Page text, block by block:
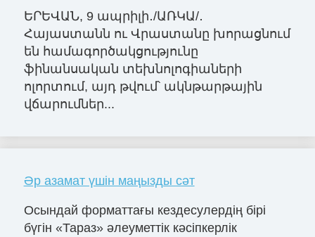
ԵՐԵՎԱՆ, 9 ապրիլի․/ԱՌԿԱ/․
Հայաստանն ու Վրաստանը խորացնում
են համագործակցությունը
ֆինանսական տեխնոլոգիաների
ոլորտում, այդ թվում՝ ակնթարթային
վճարումներ...
Әр азамат үшін маңызды сәт
Осындай форматтағы кездесулердің бірі
бүгін «Тараз» әлеуметтік кәсіпкерлік